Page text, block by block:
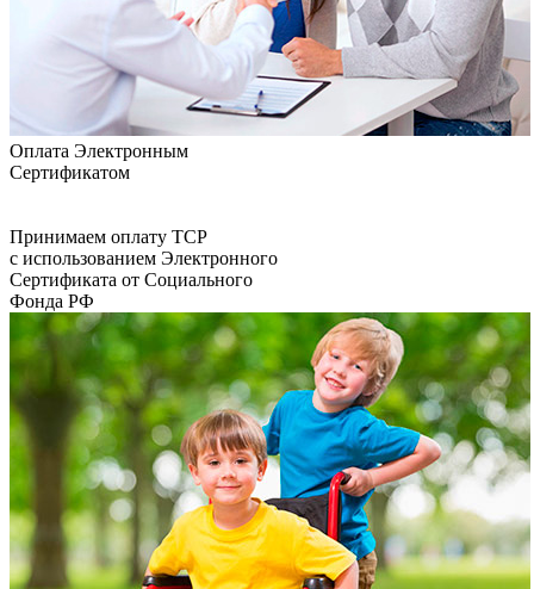
Оплата Электронным
Сертификатом
Принимаем оплату ТСР
с использованием Электронного
Сертификата от Социального
Фонда РФ